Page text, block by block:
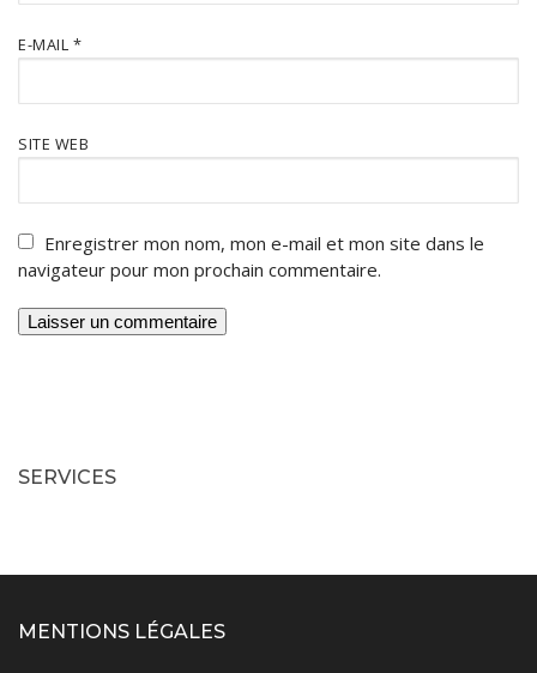
E-MAIL *
SITE WEB
Enregistrer mon nom, mon e-mail et mon site dans le
navigateur pour mon prochain commentaire.
SERVICES
MENTIONS LÉGALES